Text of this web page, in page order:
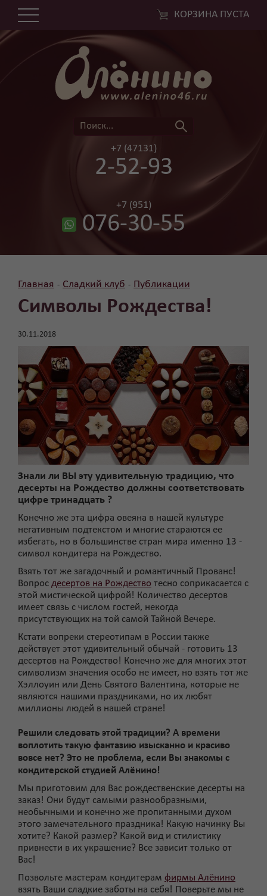
+7 (47131)
2-52-93
+7 (951)
076-30-55
КОРЗИНА ПУСТА
Главная - Сладкий клуб - Публикации
Символы Рождества!
30.11.2018
Знали ли ВЫ эту удивительную традицию, что
десерты на Рождество должны соответствовать
цифре тринадцать ?
Конечно же эта цифра овеяна в нашей культуре
негативным подтекстом и многие стараются ее
избегать, но в большинстве стран мира именно 13 -
символ кондитера на Рождество.
Взять тот же загадочный и романтичный Прованс!
Вопрос десертов на Рождество тесно соприкасается с
этой мистической цифрой! Количество десертов
имеет связь с числом гостей, некогда
присутствующих на той самой Тайной Вечере.
Кстати вопреки стереотипам в России также
действует этот удивительный обычай - готовить 13
десертов на Рождество! Конечно же для многих этот
символизм значения особо не имеет, но взять тот же
Хэллоуин или День Святого Валентина, которые не
являются нашими праздниками, но их любят
миллионы людей в нашей стране!
Решили следовать этой традиции? А времени
воплотить такую фантазию изысканно и красиво
вовсе нет? Это не проблема, если Вы знакомы с
кондитерской студией Алёнино!
Мы приготовим для Вас рождественские десерты на
заказ! Они будут самыми разнообразными,
необычными и конечно же пропитанными духом
этого замечательного праздника! Какую начинку Вы
хотите? Какой размер? Какой вид и стилистику
привнести в их украшение? Все зависит только от
Вас!
Позвольте мастерам кондитерам фирмы Алёнино
взять Ваши сладкие заботы на себя! Поверьте мы не